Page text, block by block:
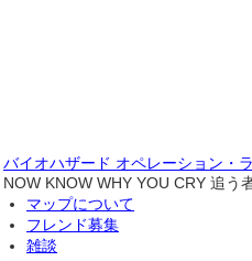
バイオハザード オペレーション・
NOW KNOW WHY YOU CRY 追う
マップについて
フレンド募集
雑談